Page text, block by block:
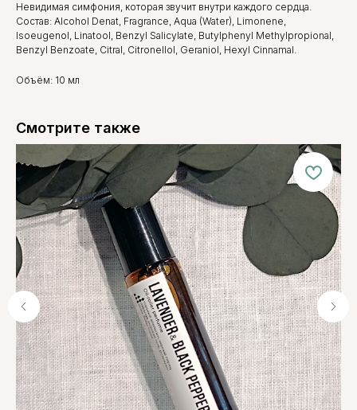
Невидимая симфония, которая звучит внутри каждого сердца.
Состав: Alcohol Denat, Fragrance, Aqua (Water), Limonene,
Isoeugenol, Linatool, Benzyl Salicylate, Butylphenyl Methylpropional,
Benzyl Benzoate, Citral, Citronellol, Geraniol, Hexyl Cinnamal.
Объём: 10 мл
Смотрите также